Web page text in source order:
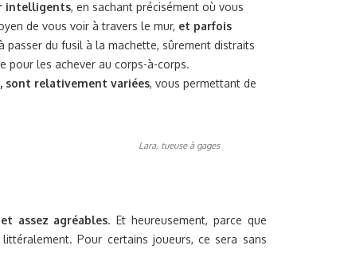
intelligents, en sachant précisément où vous
de vous voir à travers le mur, et parfois
passer du fusil à la machette, sûrement distraits
pour les achever au corps-à-corps.
sont relativement variées, vous permettant de
Lara, tueuse à gages
assez agréables. Et heureusement, parce que
Pour certains joueurs, ce sera sans